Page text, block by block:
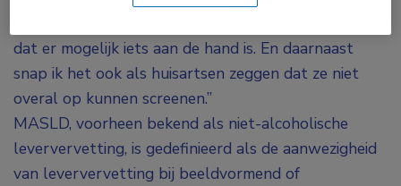
dat er mogelijk iets aan de hand is. En daarnaast
snap ik het ook als huisartsen zeggen dat ze niet
overal op kunnen screenen.”
MASLD, voorheen bekend als niet-alcoholische
leververvetting, is gedefinieerd als de aanwezigheid
van leververvetting bij beeldvormend of